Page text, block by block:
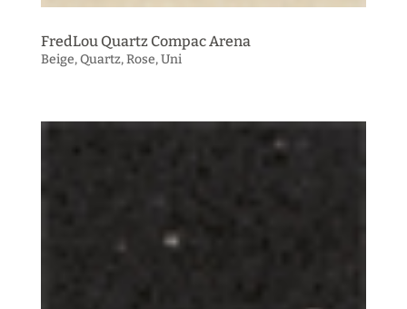
FredLou Quartz Compac Arena
Beige,Quartz,Rose,Uni